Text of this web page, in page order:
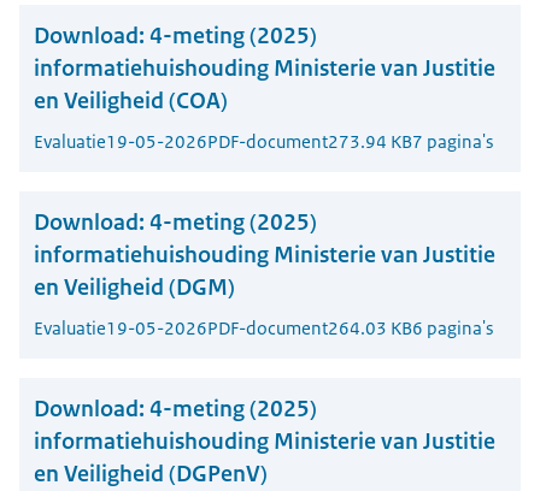
Download: 4-meting (2025)
informatiehuishouding Ministerie van Justitie
en Veiligheid (COA)
Evaluatie19-05-2026PDF-document273.94 KB7 pagina's
Download: 4-meting (2025)
informatiehuishouding Ministerie van Justitie
en Veiligheid (DGM)
Evaluatie19-05-2026PDF-document264.03 KB6 pagina's
Download: 4-meting (2025)
informatiehuishouding Ministerie van Justitie
en Veiligheid (DGPenV)